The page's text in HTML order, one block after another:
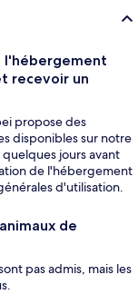
l'hébergement
recevoir un
propose des
disponibles sur notre
jours avant
de l'hébergement
d'utilisation.
de
pas admis, mais les